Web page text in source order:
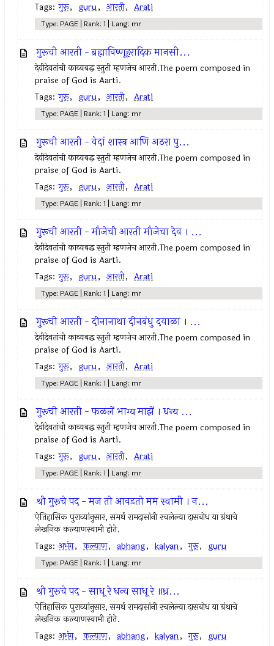
Tags: गुरू, guru, आरती, Arati
Type: PAGE | Rank: 1 | Lang: mr
गुरूची आरती - ब्रह्माविष्णूहरादिक मानसी...
देवीदेवतांची काव्यबद्ध स्तुती म्हणजेच आरती.The poem composed in
praise of God is Aarti.
Tags: गुरू, guru, आरती, Arati
Type: PAGE | Rank: 1 | Lang: mr
गुरूची आरती - वेदां शास्त्र आणि अठरा पु...
देवीदेवतांची काव्यबद्ध स्तुती म्हणजेच आरती.The poem composed in
praise of God is Aarti.
Tags: गुरू, guru, आरती, Arati
Type: PAGE | Rank: 1 | Lang: mr
गुरूची आरती - मौजेची आरती मौजेचा देव । ...
देवीदेवतांची काव्यबद्ध स्तुती म्हणजेच आरती.The poem composed in
praise of God is Aarti.
Tags: गुरू, guru, आरती, Arati
Type: PAGE | Rank: 1 | Lang: mr
गुरूची आरती - दीनानाथा दीनबंधु दयाळा । ...
देवीदेवतांची काव्यबद्ध स्तुती म्हणजेच आरती.The poem composed in
praise of God is Aarti.
Tags: गुरू, guru, आरती, Arati
Type: PAGE | Rank: 1 | Lang: mr
गुरूची आरती - फळलें भाग्य माझें । धन्य ...
देवीदेवतांची काव्यबद्ध स्तुती म्हणजेच आरती.The poem composed in
praise of God is Aarti.
Tags: गुरू, guru, आरती, Arati
Type: PAGE | Rank: 1 | Lang: mr
श्री गुरूचे पद - मज तो आवडतो मम स्वामी । न...
ऐतिहासिक पुराव्यांनुसार, समर्थ रामदासांनी रचलेल्या दासबोध या ग्रंथाचे
लेखनिक कल्याणस्वामी होते.
Tags: अभंग, कल्याण, abhang, kalyan, गुरू, guru
Type: PAGE | Rank: 1 | Lang: mr
श्री गुरूचे पद - साधू रे धन्य साधू रे ॥ध्र...
ऐतिहासिक पुराव्यांनुसार, समर्थ रामदासांनी रचलेल्या दासबोध या ग्रंथाचे
लेखनिक कल्याणस्वामी होते.
Tags: अभंग, कल्याण, abhang, kalyan, गुरू, guru